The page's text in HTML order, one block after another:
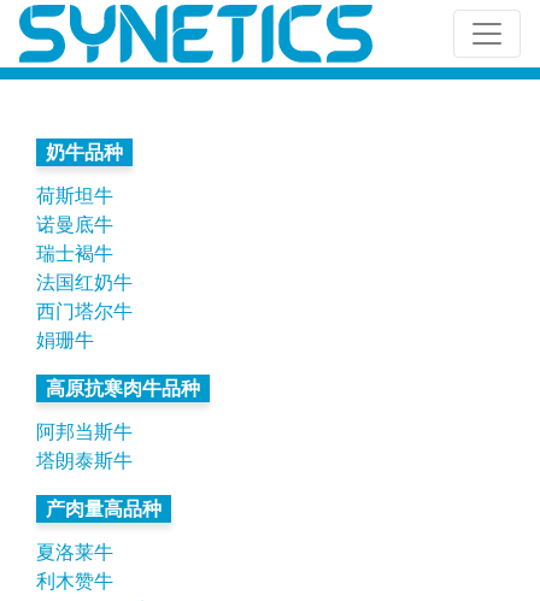
奶牛品种
荷斯坦牛
诺曼底牛
瑞士褐牛
法国红奶牛
西门塔尔牛
娟珊牛
高原抗寒肉牛品种
阿邦当斯牛
塔朗泰斯牛
产肉量高品种
夏洛莱牛
利木赞牛